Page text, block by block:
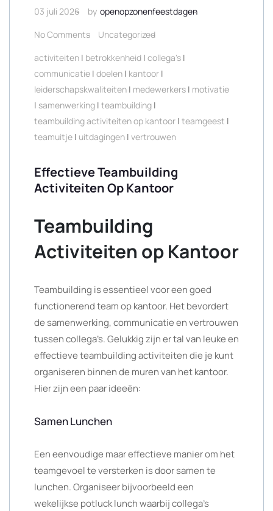
03 juli 2026 by openopzonenfeestdagen
No Comments
Uncategorized
activiteiten | betrokkenheid | collega's |
communicatie | doelen | kantoor |
leiderschapskwaliteiten | medewerkers | motivatie
| samenwerking | teambuilding |
teambuilding activiteiten op kantoor | teamgeest |
teamuitje | uitdagingen | vertrouwen
Effectieve Teambuilding
Activiteiten Op Kantoor
Teambuilding
Activiteiten op Kantoor
Teambuilding is essentieel voor een goed
functionerend team op kantoor. Het bevordert
de samenwerking, communicatie en vertrouwen
tussen collega’s. Gelukkig zijn er tal van leuke en
effectieve teambuilding activiteiten die je kunt
organiseren binnen de muren van het kantoor.
Hier zijn een paar ideeën:
Samen Lunchen
Een eenvoudige maar effectieve manier om het
teamgevoel te versterken is door samen te
lunchen. Organiseer bijvoorbeeld een
wekelijkse potluck lunch waarbij collega’s